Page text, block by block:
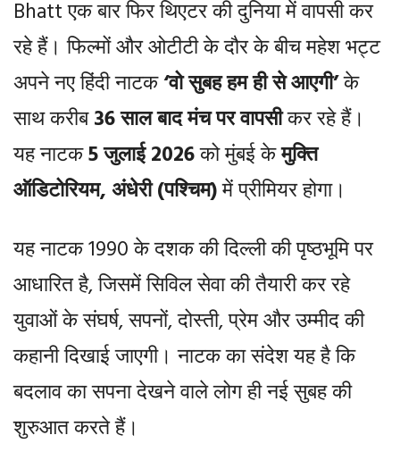
Bhatt एक बार फिर थिएटर की दुनिया में वापसी कर
रहे हैं। फिल्मों और ओटीटी के दौर के बीच महेश भट्ट
अपने नए हिंदी नाटक‘वो सुबह हम ही से आएगी’के
साथ करीब36 साल बाद मंच पर वापसीकर रहे हैं।
यह नाटक5 जुलाई 2026को मुंबई केमुक्ति
ऑडिटोरियम, अंधेरी (पश्चिम)में प्रीमियर होगा।
यह नाटक 1990 के दशक की दिल्ली की पृष्ठभूमि पर
आधारित है, जिसमें सिविल सेवा की तैयारी कर रहे
युवाओं के संघर्ष, सपनों, दोस्ती, प्रेम और उम्मीद की
कहानी दिखाई जाएगी। नाटक का संदेश यह है कि
बदलाव का सपना देखने वाले लोग ही नई सुबह की
शुरुआत करते हैं।